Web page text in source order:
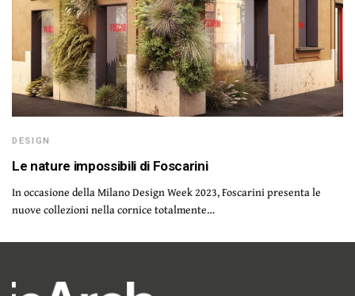
DESIGN
Le nature impossibili di Foscarini
In occasione della Milano Design Week 2023, Foscarini presenta le
nuove collezioni nella cornice totalmente…